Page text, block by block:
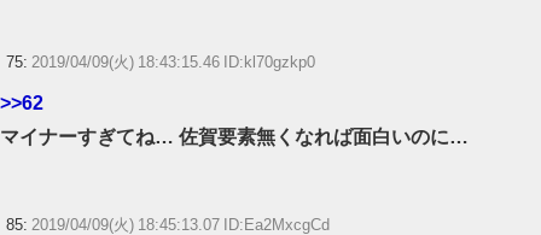
75: 2019/04/09(火) 18:43:15.46 ID:kl70gzkp0
>>62
マイナーすぎてね… 佐賀要素無くなれば面白いのに…
85: 2019/04/09(火) 18:45:13.07 ID:Ea2MxcgCd